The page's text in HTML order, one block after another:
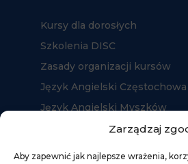
Zarządzaj
Aby zapewnić jak najlepsze wrażenia,
Kursy dla dorosłych
Szkolenia DISC
Zasady organizacji kursów
Język Angielski Częstochowa
Język Angielski Myszków
Język Angielski Kłobuck